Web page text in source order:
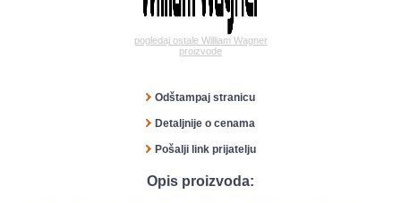
pogledaj ostale William Wagner
proizvode
Odštampaj stranicu
Detaljnije o cenama
Pošalji link prijatelju
Opis proizvoda: